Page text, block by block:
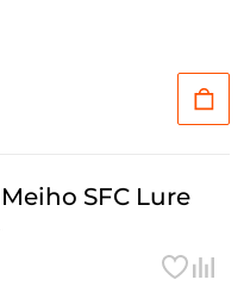
SFC Lure